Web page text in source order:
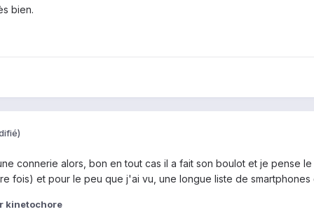
bien.
connerie alors, bon en tout cas il a fait son boulot et je pense
fois) et pour le peu que j'ai vu, une longue liste de smartphones
kinetochore